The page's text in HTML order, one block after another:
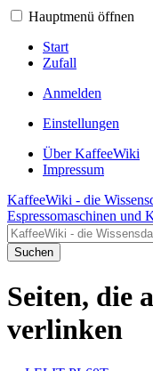
Hauptmenü öffnen
Start
Zufall
Anmelden
Einstellungen
Über KaffeeWiki
Impressum
KaffeeWiki - die
Espressomaschinen und
Suchen
Seiten, die
verlinken